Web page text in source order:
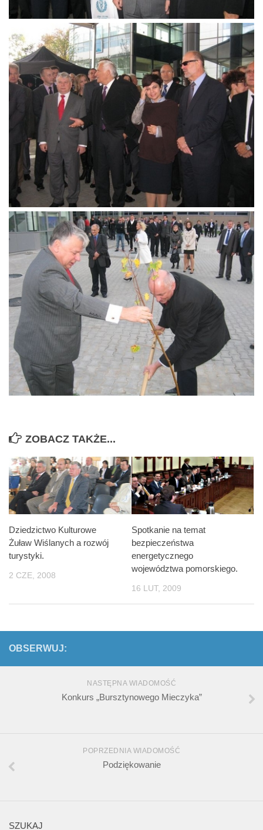
ZOBACZ TAKŻE...
Dziedzictwo Kulturowe
Żuław Wiślanych a rozwój
turystyki.
2 CZE, 2008
Spotkanie na temat
bezpieczeństwa
energetycznego
województwa pomorskiego.
16 LUT, 2009
OBSERWUJ:
NASTĘPNA WIADOMOŚĆ
Konkurs „Bursztynowego Mieczyka”
POPRZEDNIA WIADOMOŚĆ
Podziękowanie
SZUKAJ